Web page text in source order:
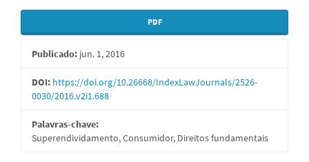
Barra
lateral
de
artigos
PDF
Publicado: jun. 1, 2016
DOI: https://doi.org/10.26668/IndexLawJournals/2526-
0030/2016.v2i1.688
Palavras-chave:
Superendividamento, Consumidor, Direitos fundamentais